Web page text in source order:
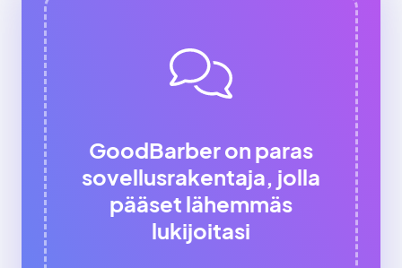
GoodBarber on paras
sovellusrakentaja, jolla
pääset lähemmäs
lukijoitasi